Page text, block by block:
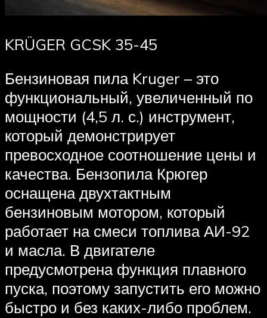
KRÜGER GCSK 35-45
Бензиновая пила Kruger – это
функциональный, увеличенный по
мощности (4,5 л. с.) инструмент,
который демонстрирует
превосходное соотношение цены и
качества. Бензопила Крюгер
оснащена двухтактным
бензиновым мотором, который
работает на смеси топлива АИ-92
и масла. В двигателе
предусмотрена функция плавного
пуска, поэтому запустить его можно
быстро и без каких-либо проблем.